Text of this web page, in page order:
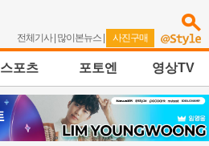
전체기사| 많이본뉴스 | 사진구매
스포츠 포토엔 영상TV